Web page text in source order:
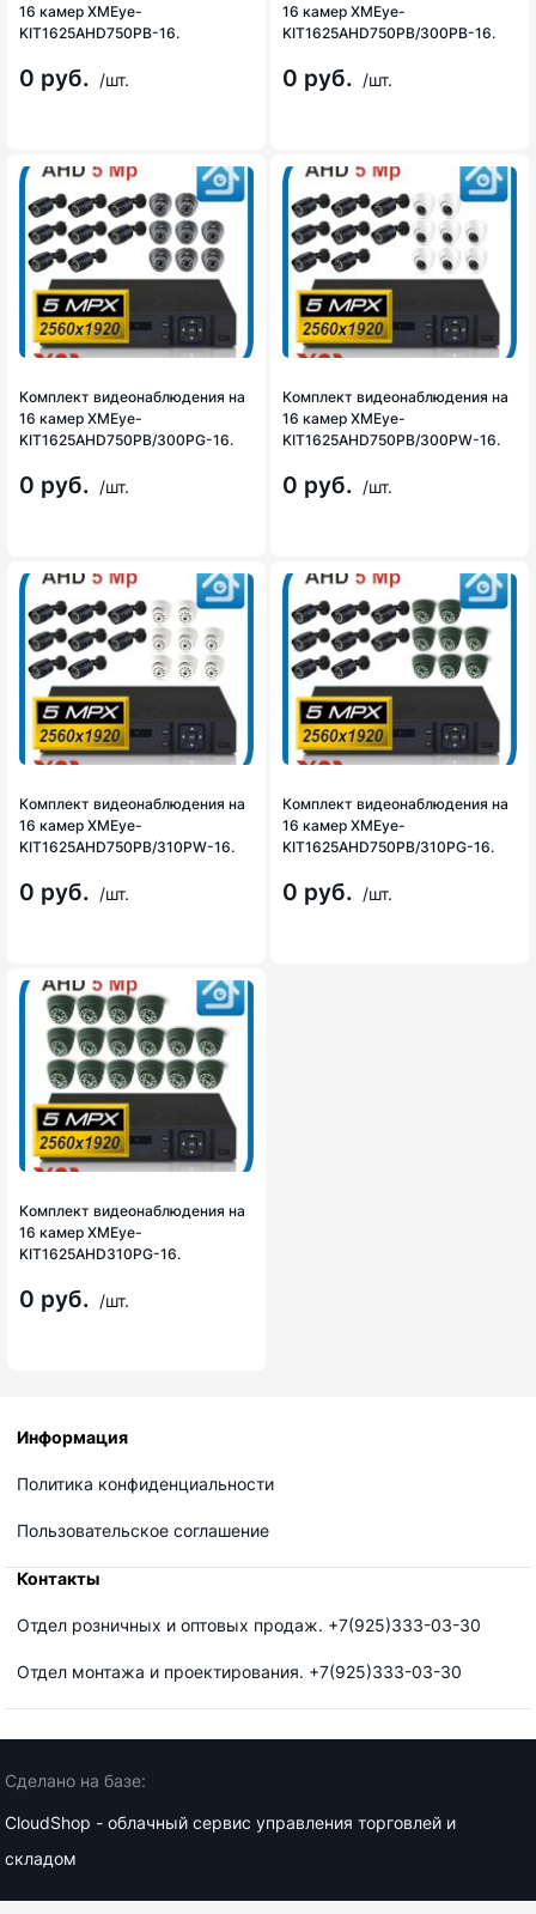
16 камер XMEye-
KIT1625AHD750PB-16.
0 руб. /шт.
16 камер XMEye-
KIT1625AHD750PB/300PB-16.
0 руб. /шт.
Комплект видеонаблюдения на
16 камер XMEye-
KIT1625AHD750PB/300PG-16.
0 руб. /шт.
Комплект видеонаблюдения на
16 камер XMEye-
KIT1625AHD750PB/300PW-16.
0 руб. /шт.
Комплект видеонаблюдения на
16 камер XMEye-
KIT1625AHD750PB/310PW-16.
0 руб. /шт.
Комплект видеонаблюдения на
16 камер XMEye-
KIT1625AHD750PB/310PG-16.
0 руб. /шт.
Комплект видеонаблюдения на
16 камер XMEye-
KIT1625AHD310PG-16.
0 руб. /шт.
Информация
Политика конфиденциальности
Пользовательское соглашение
Контакты
Отдел розничных и оптовых продаж. +7(925)333-03-30
Отдел монтажа и проектирования. +7(925)333-03-30
Сделано на базе:
CloudShop - облачный сервис управления торговлей и
складом